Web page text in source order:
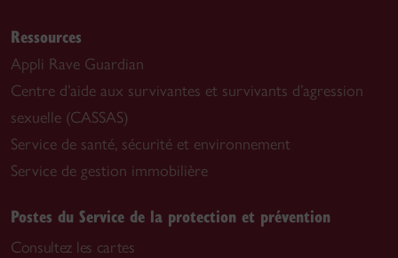
Ressources
Appli Rave Guardian
Centre d’aide aux survivantes et survivants d’agression
sexuelle (CASSAS)
Service de santé, sécurité et environnement
Service de gestion immobilière
Postes du Service de la protection et prévention
Consultez les cartes